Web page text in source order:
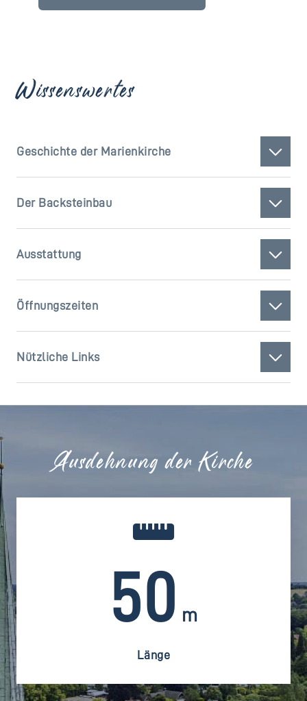
Wissenswertes
Geschichte der Marienkirche
Der Backsteinbau
Ausstattung
Öffnungszeiten
Nützliche Links
Ausdehnung der Kirche
50 m
Länge